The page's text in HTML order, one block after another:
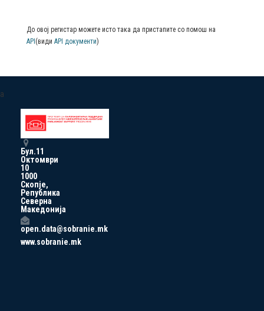
До овој регистар можете исто така да пристапите со помош на
API (види API документи)
a
Бул.11
Октомври
10
1000
Скопје,
Република
Северна
Македонија
open.data@sobranie.mk
www.sobranie.mk